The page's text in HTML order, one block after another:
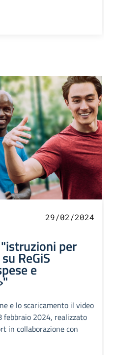
29/02/2024
per
ReGiS
e
e lo scaricamento il video
febbraio 2024, realizzato
in collaborazione con